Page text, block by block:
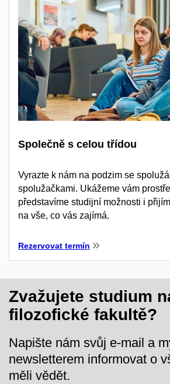
Společně s celou třídou
Vyrazte k nám na podzim se
spolužačkami. Ukážeme vám
představíme studijní možnosti i
na vše, co vás zajímá.
Rezervovat termín
Zvažujete studium
filozofické fakultě?
Napište nám svůj e-mail a
newsletterem informovat o
měli vědět.